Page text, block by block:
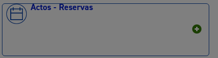
Actos - Reservas